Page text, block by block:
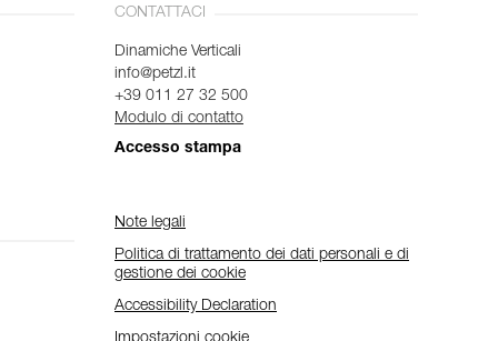
CONTATTACI
Dinamiche Verticali
info@petzl.it
+39 011 27 32 500
Modulo di contatto
Accesso stampa
Note legali
Politica di trattamento dei dati personali e di
gestione dei cookie
Accessibility Declaration